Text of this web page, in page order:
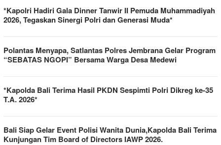
*Kapolri Hadiri Gala Dinner Tanwir II Pemuda Muhammadiyah
2026, Tegaskan Sinergi Polri dan Generasi Muda*
Polantas Menyapa, Satlantas Polres Jembrana Gelar Program
“SEBATAS NGOPI” Bersama Warga Desa Medewi
*Kapolda Bali Terima Hasil PKDN Sespimti Polri Dikreg ke-35
T.A. 2026*
Bali Siap Gelar Event Polisi Wanita Dunia,Kapolda Bali Terima
Kunjungan Tim Board of Directors IAWP 2026.